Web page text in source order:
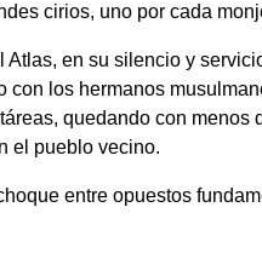
cirios, uno por cada
Atlas, en su silencio y
con los hermanos
quedando con menos
el pueblo vecino.
entre opuestos